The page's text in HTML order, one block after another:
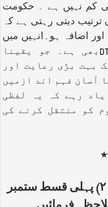
کم نہیں ہے ۔ حکومت
ترتیب دیتی رہتی ہے کہ
اضافہ ہو۔انہیں میں
بھی ہے۔ جو یقینا
بہت بڑی رعایت اور
آسان فہم اند ازمیں
رہے کہ یہ لفظی
کو منتقل کرنے کی
کا ترجمہ (قسط۔۲) پہلی قسط ستمبر